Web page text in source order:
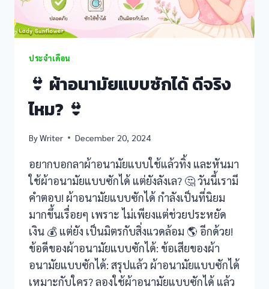
ประจำเดือน
👙 ผ้าอนามัยแบบซักได้ ดีจริง
ไหม? 👙
ByWriter December 20, 2024
อยากบอกลาผ้าอนามัยแบบใช้แล้วทิ้ง และหันมา
ใช้ผ้าอนามัยแบบซักได้ แต่ยังลังเล? 🤔 วันนี้เรามี
คำตอบ! ผ้าอนามัยแบบซักได้ กำลังเป็นที่นิยม
มากขึ้นเรื่อยๆ เพราะ ไม่เพียงแต่ช่วยประหยัด
เงิน 💰 แต่ยัง เป็นมิตรกับสิ่งแวดล้อม 🌎 อีกด้วย!
ข้อดีของผ้าอนามัยแบบซักได้: ข้อเสียของผ้า
อนามัยแบบซักได้: สรุปแล้ว ผ้าอนามัยแบบซักได้
เหมาะกับใคร? ลองใช้ผ้าอนามัยแบบซักได้ แล้ว